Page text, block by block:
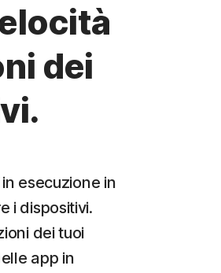
dei
esecuzione in
i dispositivi.
dei tuoi
app in